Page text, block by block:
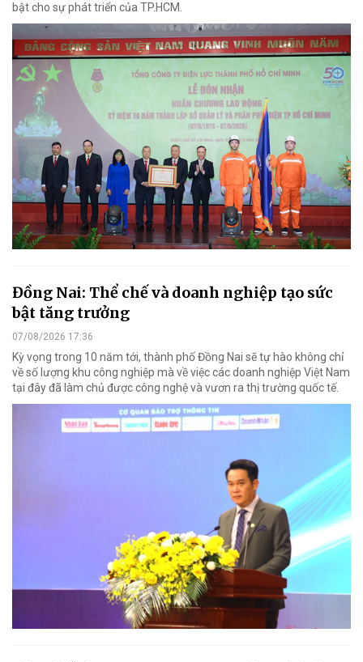
bật cho sự phát triển của TP.HCM.
Đồng Nai: Thể chế và doanh nghiệp tạo sức
bật tăng trưởng
07/08/2026 17:36
Kỳ vọng trong 10 năm tới, thành phố Đồng Nai sẽ tự hào không chỉ
về số lượng khu công nghiệp mà về việc các doanh nghiệp Việt Nam
tại đây đã làm chủ được công nghệ và vươn ra thị trường quốc tế.